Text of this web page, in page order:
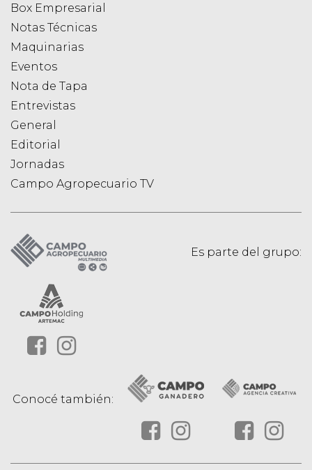
Box Empresarial
Notas Técnicas
Maquinarias
Eventos
Nota de Tapa
Entrevistas
General
Editorial
Jornadas
Campo Agropecuario TV
Es parte del grupo:
Conocé también: